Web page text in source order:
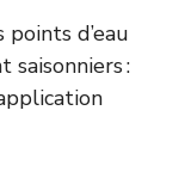
d’eau
saisonniers :